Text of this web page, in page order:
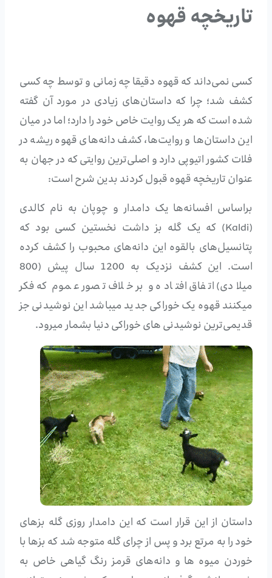
تاریخچه قهوه
کسی نمی‌داند که قهوه دقیقا چه زمانی و توسط چه کسی
کشف شد؛ چرا که داستان‌های زیادی در مورد آن گفته
شده است که هر یک روایت خاص خود را دارد؛ اما در میان
این داستان‌ها و روایت‌ها، کشف دانه‌های قهوه ریشه در
فلات کشور اتیوپی دارد و اصلی‌ترین روایتی که در جهان به
عنوان تاریخچه قهوه قبول کردند بدین شرح است:
براساس افسانه‌ها یک دامدار و چوپان به نام کالدی
(Kaldi) که یک گله بز داشت نخستین کسی بود که
پتانسیل‌های بالقوه این دانه‌های محبوب را کشف کرده
است. این کشف نزدیک به 1200 سال پیش (800
میلادی) اتفاق افتاده و بر خلاف تصور عموم که فکر
میکنند قهوه یک خوراکی جدید میباشد این نوشیدنی جز
قدیمی‌ترین نوشیدنی های خوراکی دنیا بشمار میرود.
داستان از این قرار است که این دامدار روزی گله بزهای
خود را به مرتع برد و پس از چرای گله متوجه شد که بزها با
خوردن میوه ها و دانه‌های قرمز رنگ گیاهی خاص به